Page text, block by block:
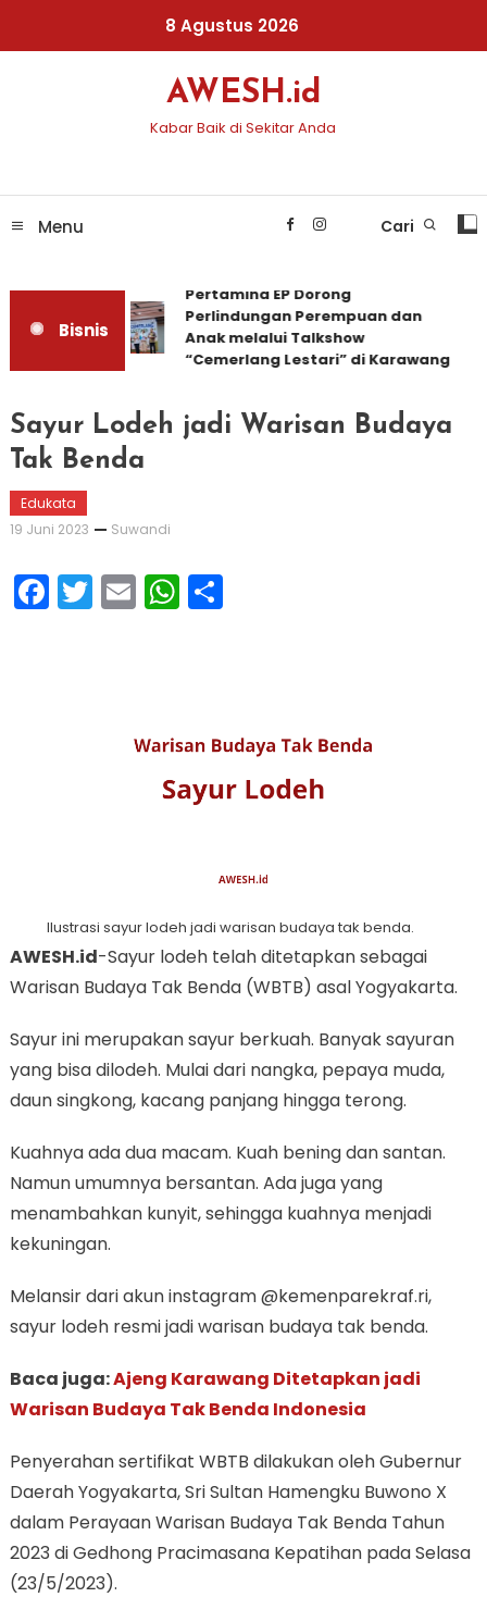
8 Agustus 2026
AWESH.id
Kabar Baik di Sekitar Anda
Menu Cari
Bisnis
Pertamina EP Dorong
Perlindungan Perempuan dan
Anak melalui Talkshow
“Cemerlang Lestari” di Karawang
Sayur Lodeh jadi Warisan Budaya
Tak Benda
Edukata
19 Juni 2023
Suwandi
Facebook
Twitter
EmailWhatsApp
Share
Ilustrasi sayur lodeh jadi warisan budaya tak benda.
AWESH.id-Sayur lodeh telah ditetapkan sebagai
Warisan Budaya Tak Benda (WBTB) asal Yogyakarta.
Sayur ini merupakan sayur berkuah. Banyak sayuran
yang bisa dilodeh. Mulai dari nangka, pepaya muda,
daun singkong, kacang panjang hingga terong.
Kuahnya ada dua macam. Kuah bening dan santan.
Namun umumnya bersantan. Ada juga yang
menambahkan kunyit, sehingga kuahnya menjadi
kekuningan.
Melansir dari akun instagram @kemenparekraf.ri,
sayur lodeh resmi jadi warisan budaya tak benda.
Baca juga:Ajeng Karawang Ditetapkan jadi
Warisan Budaya Tak Benda Indonesia
Penyerahan sertifikat WBTB dilakukan oleh Gubernur
Daerah Yogyakarta, Sri Sultan Hamengku Buwono X
dalam Perayaan Warisan Budaya Tak Benda Tahun
2023 di Gedhong Pracimasana Kepatihan pada Selasa
(23/5/2023).